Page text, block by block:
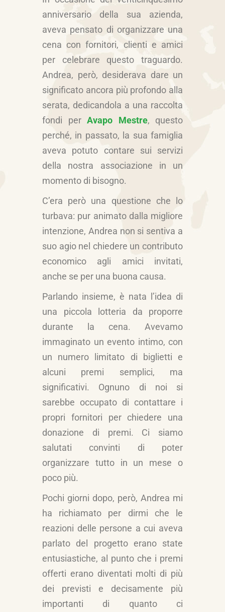
anniversario della sua azienda,
aveva pensato di organizzare una
cena con fornitori, clienti e amici
per celebrare questo traguardo.
Andrea, però, desiderava dare un
significato ancora più profondo alla
serata, dedicandola a una raccolta
fondi per Avapo Mestre, questo
perché, in passato, la sua famiglia
aveva potuto contare sui servizi
della nostra associazione in un
momento di bisogno.
C’era però una questione che lo
turbava: pur animato dalla migliore
intenzione, Andrea non si sentiva a
suo agio nel chiedere un contributo
economico agli amici invitati,
anche se per una buona causa.
Parlando insieme, è nata l’idea di
una piccola lotteria da proporre
durante la cena. Avevamo
immaginato un evento intimo, con
un numero limitato di biglietti e
alcuni premi semplici, ma
significativi. Ognuno di noi si
sarebbe occupato di contattare i
propri fornitori per chiedere una
donazione di premi. Ci siamo
salutati convinti di poter
organizzare tutto in un mese o
poco più.
Pochi giorni dopo, però, Andrea mi
ha richiamato per dirmi che le
reazioni delle persone a cui aveva
parlato del progetto erano state
entusiastiche, al punto che i premi
offerti erano diventati molti di più
dei previsti e decisamente più
importanti di quanto ci